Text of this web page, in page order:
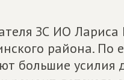
ЗС ИО Лариса
района. По
большие усилия